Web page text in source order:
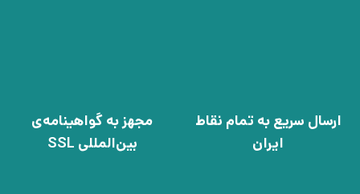
ارسال سریع به تمام نقاط
ایران
مجهز به گواهینامه‌ی
بین‌المللی SSL